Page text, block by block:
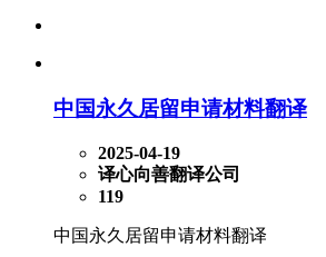
中国永久居留申请材料翻译
2025-04-19
译心向善翻译公司
119
中国永久居留申请材料翻译